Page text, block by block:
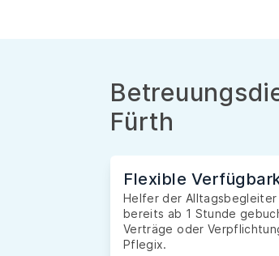
Fürth
Flexible
Helfer der
bereits ab 1 Stunde
Verträge oder
Pflegix.